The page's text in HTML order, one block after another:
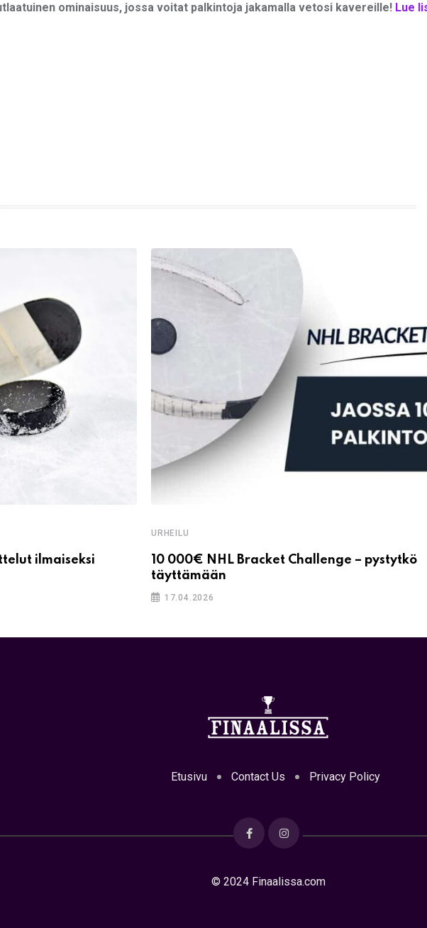
ominaisuus, jossa voitat palkintoja jakamalla vetosi kavereille! Lue
ilmaiseksi
URHEILU
10 000€ NHL Bracket Challenge – pystytkö
täyttämään
17.04.2026
Etusivu Contact Us Privacy Policy
© 2024 Finaalissa.com